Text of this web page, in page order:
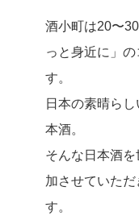
酒小町は20〜
っと身近に」
す。
日本の素晴ら
本酒。
そんな日本酒
加させていた
す。